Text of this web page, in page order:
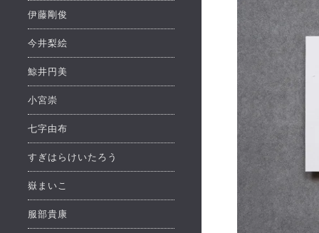
伊藤剛俊
今井梨絵
鯨井円美
小宮崇
七字由布
すぎはらけいたろう
嶽まいこ
服部貴康